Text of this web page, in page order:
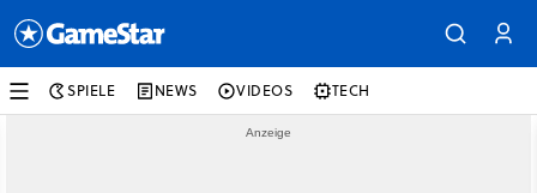
SPIELE NEWS VIDEOS TECH